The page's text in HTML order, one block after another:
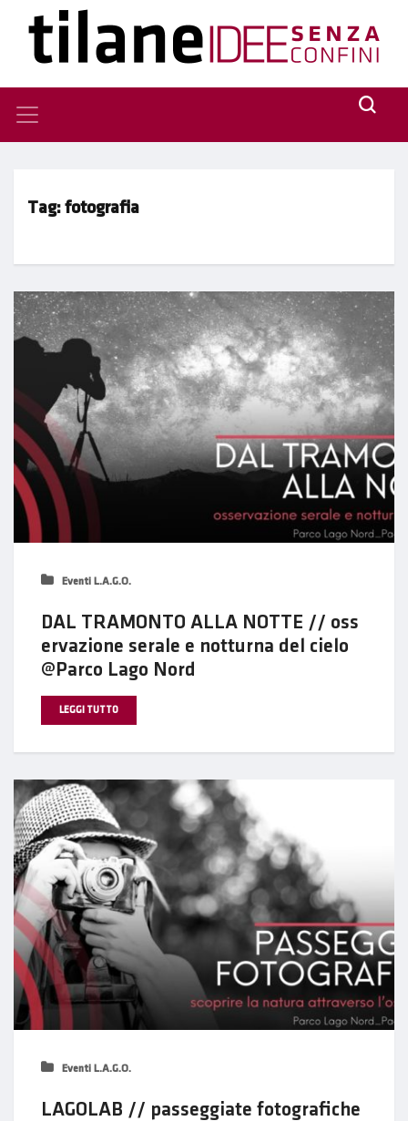
Tag: fotografia
Eventi L.A.G.O.
DAL TRAMONTO ALLA NOTTE // oss
ervazione serale e notturna del cielo
@Parco Lago Nord
LEGGI TUTTO
Eventi L.A.G.O.
LAGOLAB // passeggiate fotografiche